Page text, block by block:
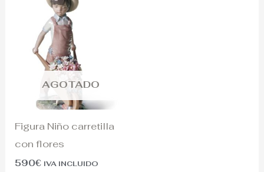
AGOTADO
Figura Niño carretilla
con flores
590€ IVA INCLUIDO